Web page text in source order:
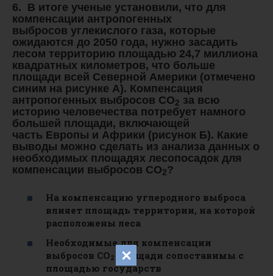
6. В итоге ученые установили, что для
компенсации антропогенных
выбросов углекислого газа, которые
ожидаются до 2050 года, нужно засадить
лесом территорию площадью 24,7 миллиона
квадратных километров, что больше
площади всей Северной Америки (отмечено
синим на рисунке А). Компенсация
антропогенных выбросов СО2 за всю
историю человечества потребует намного
большей площади, включающей
часть Европы и Африки (рисунок Б). Какие
выводы можно сделать из анализа данных о
необходимых площадях лесопосадок для
компенсации выбросов СО2?
На компенсацию углеродного выброса
влияет площадь территории, на которой
расположены леса
Необходимые для компенсации
выбросов СО2
площади сопоставимы с
площадью государств